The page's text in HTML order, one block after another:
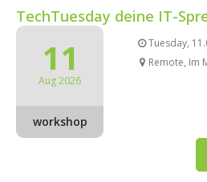
TechTuesday deine IT-
11
Aug 2026
workshop
Tuesday,
Remote, Im